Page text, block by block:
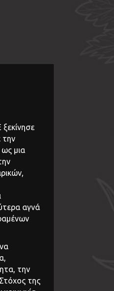
την
μια
αγνά
την
της